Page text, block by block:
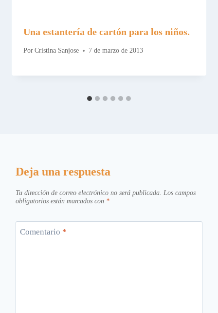
Una estantería de cartón para los niños.
Por Cristina Sanjose 7 de marzo de 2013
Deja una respuesta
Tu dirección de correo electrónico no será publicada. Los campos
obligatorios están marcados con *
Comentario *